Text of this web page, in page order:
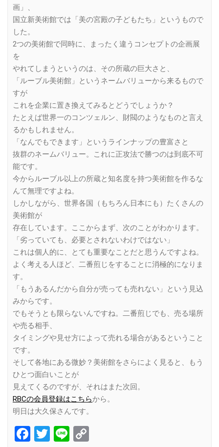
画」、
国立新美術館では「美の宮殿の子どもたち」というもので
した。
2つの美術館で同時に、まったく違うコンセプトの企画展
を
やれてしまうというのは、その所蔵の巨大さと、
「ルーブル美術館」というネームバリューから来るもので
すが
これを企業に置き換えてみるとどうでしょうか？
たとえば世界一のコンツェルン、財閥のようなものと言え
るかもしれません。
「なんでもできます」というラインナップの豊富さと
抜群のネームバリュー。これに正攻法で勝つのは到底不可
能です。
今からルーブル以上の所蔵と知名度を持つ美術館を作るな
んて無理ですよね。
しかしながら、世界各国（もちろん日本にも）たくさんの
美術館が
存在しています。ここからまず、次のことがわかります。
「劣っていても、必要とされないわけではない」
これは個人的に、とても重要なことだと思うんですよね。
よく考える人ほど、二番煎じをすることに消極的になりま
す。
「もうあるんだから自分が売っても売れない」という見込
みからです。
でもそうとも限らないんですね。二番煎じでも、売る場所
や売る相手、
タイミングや見せ方によって売れる場合があるということ
です。
そして各地にある微妙？美術館をさらによく見ると、もう
ひとつ面白いことが
見えてくるのですが、それはまた次回。
RBCの会員登録はこちらから。
明日は大久保さんです。
Facebook
Twitter
Line